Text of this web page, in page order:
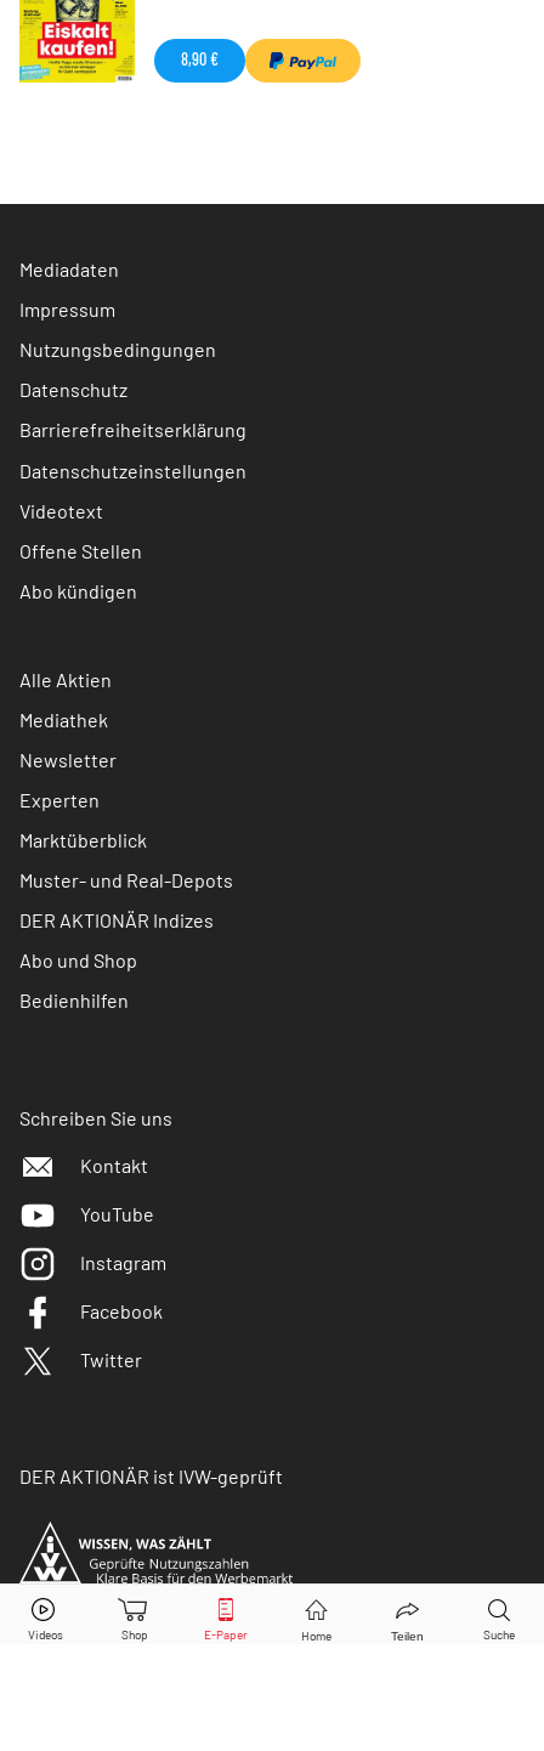
8,90 €
Mediadaten
Impressum
Nutzungsbedingungen
Datenschutz
Barrierefreiheitserklärung
Datenschutzeinstellungen
Videotext
Offene Stellen
Abo kündigen
Alle Aktien
Mediathek
Newsletter
Experten
Marktüberblick
Muster- und Real-Depots
DER AKTIONÄR Indizes
Abo und Shop
Bedienhilfen
Schreiben Sie uns
Kontakt
YouTube
Instagram
Facebook
Twitter
DER AKTIONÄR ist IVW-geprüft